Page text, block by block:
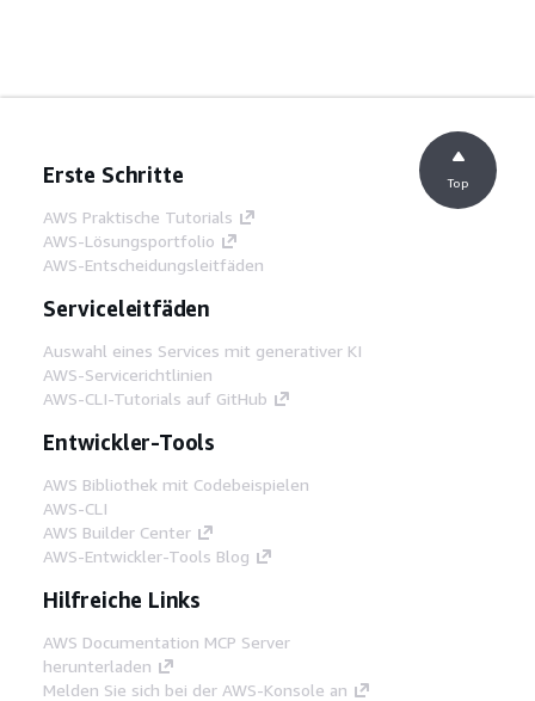
Erste Schritte
AWS Praktische Tutorials
AWS-Lösungsportfolio
AWS-Entscheidungsleitfäden
Serviceleitfäden
Auswahl eines Services mit generativer KI
AWS-Servicerichtlinien
AWS-CLI-Tutorials auf GitHub
Entwickler-Tools
AWS Bibliothek mit Codebeispielen
AWS-CLI
AWS Builder Center
AWS-Entwickler-Tools Blog
Hilfreiche Links
AWS Documentation MCP Server
herunterladen
Melden Sie sich bei der AWS-Konsole an
Top